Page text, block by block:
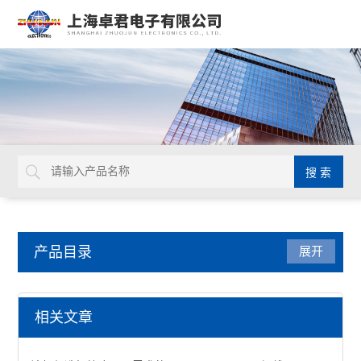
产品目录
检测仪器
表面抵抗计
展开
相关文章